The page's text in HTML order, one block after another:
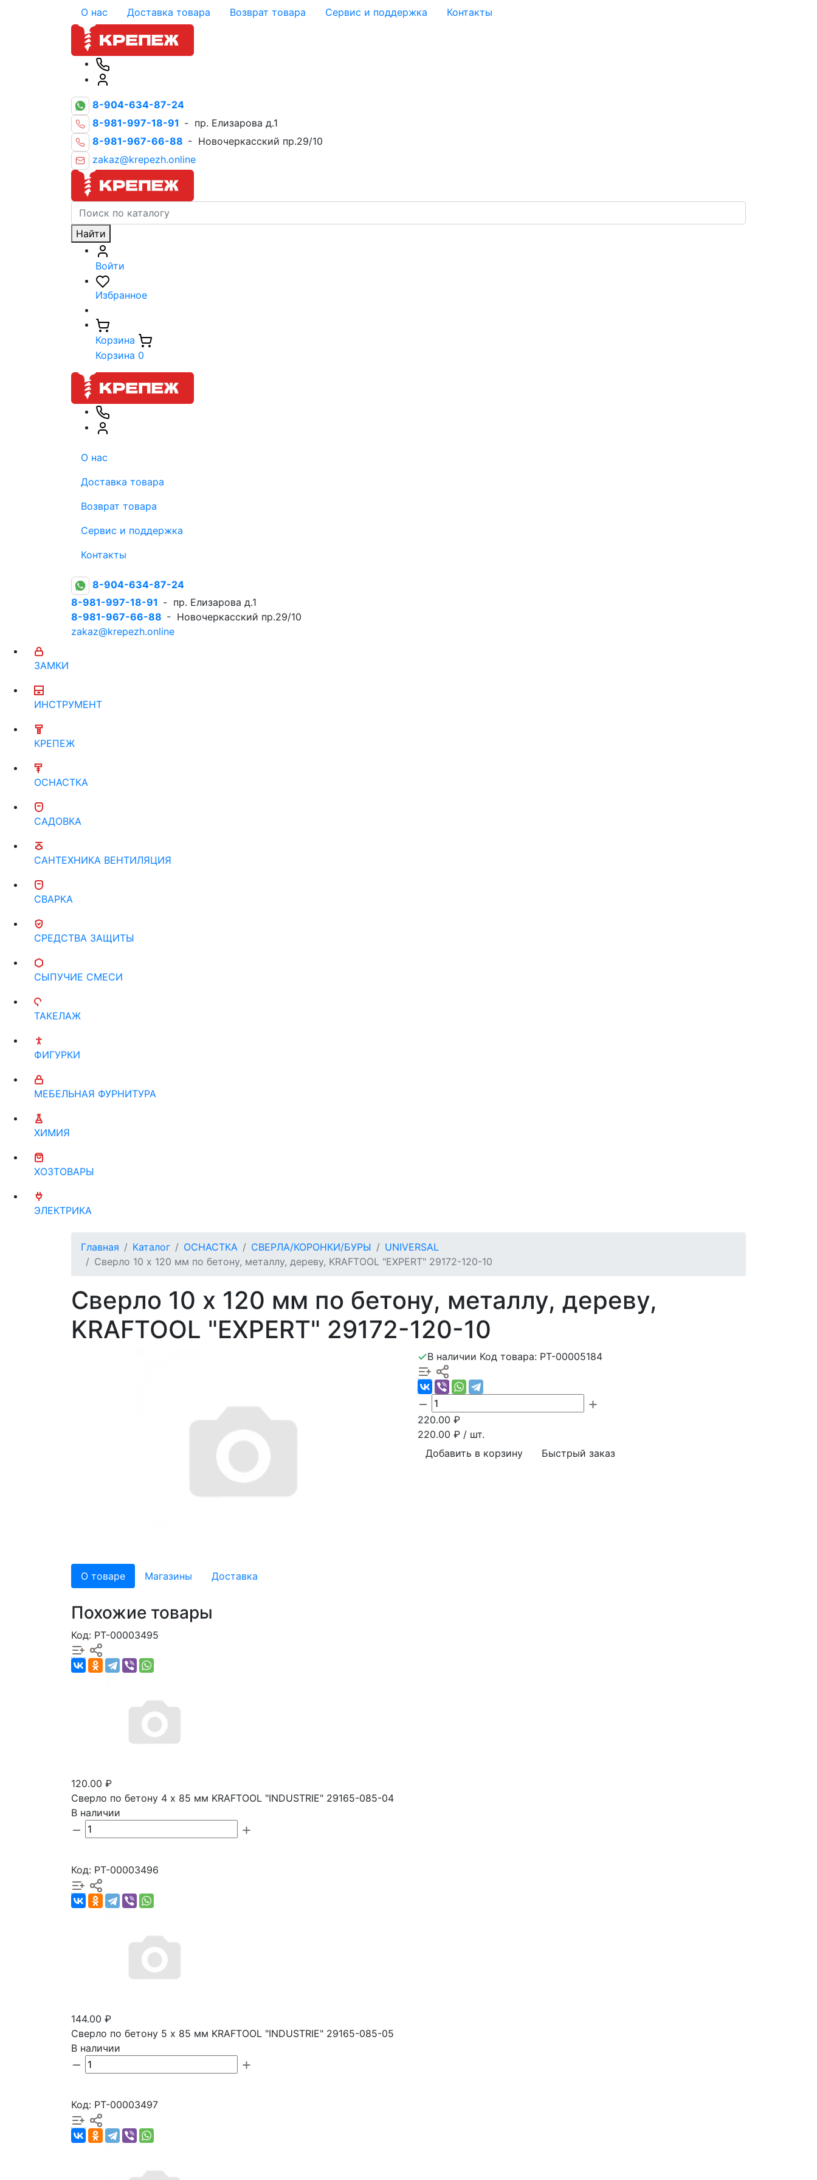
О нас Доставка товара Возврат товара Сервис и поддержка Контакты
8-904-634-87-24
8-981-997-18-91 - пр. Елизарова д.1
8-981-967-66-88 - Новочеркасский пр.29/10
zakaz@krepezh.online
Найти
Войти
Избранное
Корзина
Корзина 0
О нас
Доставка товара
Возврат товара
Сервис и поддержка
Контакты
8-904-634-87-24
8-981-997-18-91 - пр. Елизарова д.1
8-981-967-66-88 - Новочеркасский пр.29/10
zakaz@krepezh.online
ЗАМКИ
ИНСТРУМЕНТ
КРЕПЕЖ
ОСНАСТКА
САДОВКА
САНТЕХНИКА ВЕНТИЛЯЦИЯ
СВАРКА
СРЕДСТВА ЗАЩИТЫ
СЫПУЧИЕ СМЕСИ
ТАКЕЛАЖ
ФИГУРКИ
МЕБЕЛЬНАЯ ФУРНИТУРА
ХИМИЯ
ХОЗТОВАРЫ
ЭЛЕКТРИКА
Главная Каталог ОСНАСТКА СВЕРЛА/КОРОНКИ/БУРЫ
UNIVERSAL
Сверло 10 х 120 мм по бетону, металлу, дереву, KRAFTOOL "EXPERT" 29172-120-10
Сверло 10 х 120 мм по бетону, металлу, дереву,
KRAFTOOL "EXPERT" 29172-120-10
В наличии Код товара: РТ-00005184
220.00 ₽
220.00 ₽ / шт.
Добавить в корзину
Быстрый заказ
О товаре Магазины Доставка
Похожие товары
Код: РТ-00003495
120.00 ₽
Сверло по бетону 4 х 85 мм KRAFTOOL "INDUSTRIE" 29165-085-04
В наличии
Код: РТ-00003496
144.00 ₽
Сверло по бетону 5 х 85 мм KRAFTOOL "INDUSTRIE" 29165-085-05
В наличии
Код: РТ-00003497